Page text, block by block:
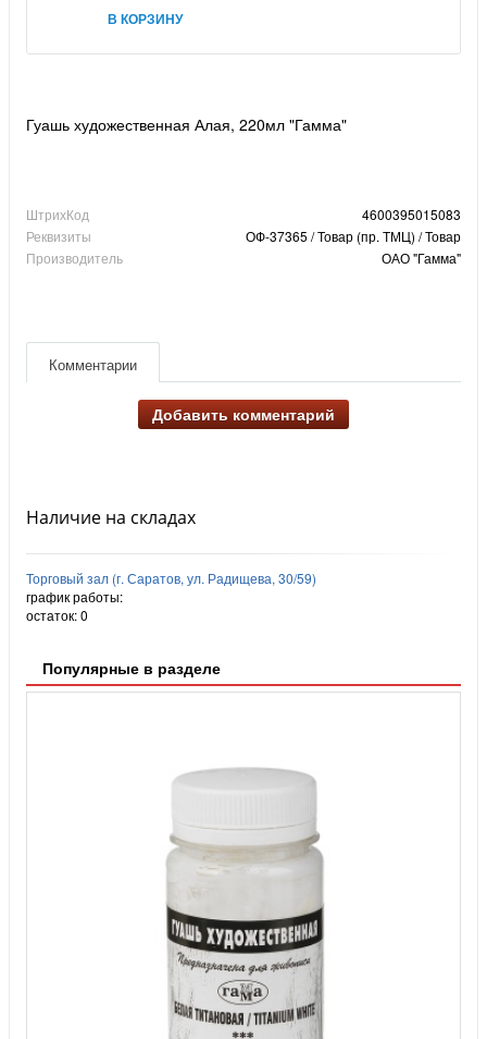
В КОРЗИНУ
Гуашь художественная Алая, 220мл "Гамма"
ШтрихКод
4600395015083
Реквизиты
ОФ-37365 / Товар (пр. ТМЦ) / Товар
Производитель
ОАО "Гамма"
Комментарии
Добавить комментарий
Наличие на складах
Торговый зал (г. Саратов, ул. Радищева, 30/59)
график работы:
остаток:0
Популярные в разделе